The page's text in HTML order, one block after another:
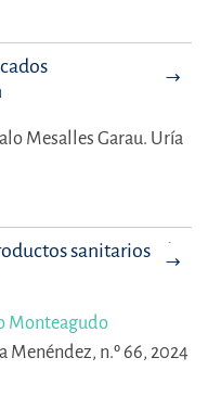
Mesalles Garau. Uría
sanitarios y la
Monteagudo
n.º 66, 2024